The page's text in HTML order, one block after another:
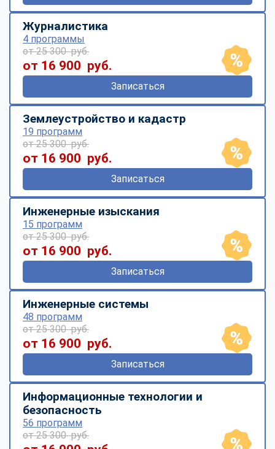
Журналистика
4 программы
от 25 300 руб.
от 16 900 руб.
Записаться
Землеустройство и кадастр
19 программ
от 25 300 руб.
от 16 900 руб.
Записаться
Инженерные изыскания
15 программ
от 25 300 руб.
от 16 900 руб.
Записаться
Инженерные системы
48 программ
от 25 300 руб.
от 16 900 руб.
Записаться
Информационные технологии и
безопасность
56 программ
от 25 300 руб.